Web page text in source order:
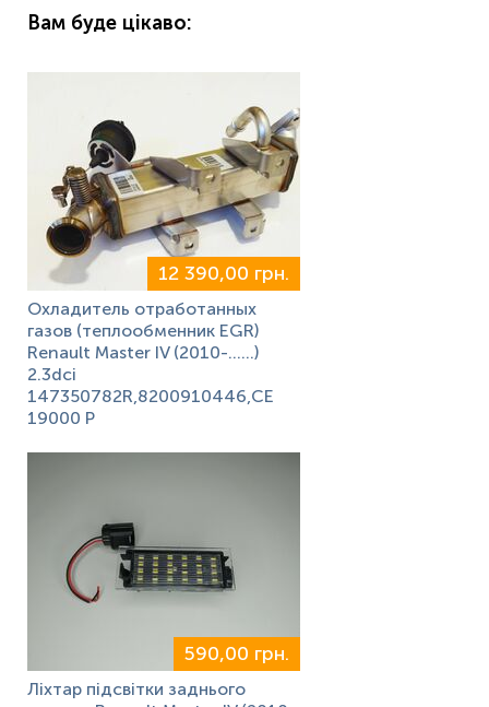
Вам буде цікаво:
12 390,00 грн.
Охладитель отработанных
газов (теплообменник EGR)
Renault Master IV (2010-……)
2.3dci
147350782R,8200910446,CE
19000 P
590,00 грн.
Ліхтар підсвітки заднього